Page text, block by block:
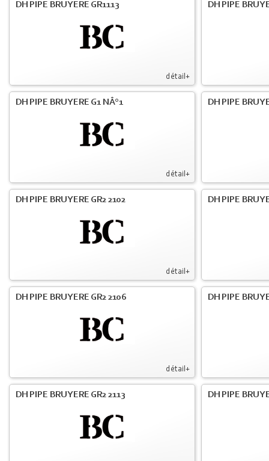
détail+
DH PIPE BRUYERE GR1113 DH PIPE
détail+
DH PIPE BRUYERE G1 NÂ°1 DH PIPE
détail+
DH PIPE BRUYERE GR2 2102 DH PIPE
détail+
DH PIPE BRUYERE GR2 2106 DH PIPE
DH PIPE BRUYERE GR2 2113 DH PIPE